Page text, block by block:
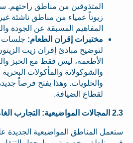
المتذوقين من مناطق راحتهم.
زيوتاً عمياء من مناطق ناشئة
المفاهيم المسبقة عن الجودة
مختبرات إقران الطعام: جلسات
لتوضيح مبادئ إقران زيت
الأطعمة، ليس فقط مع الخبز
والشوكولاتة والمأكولات
والحلويات. وهذا يفتح فرصاً
لقطاع الضيافة.
2.3 المجالات المواضيعية: التجارب الغامرة والمركزة
ستعمل المناطق المواضيعية